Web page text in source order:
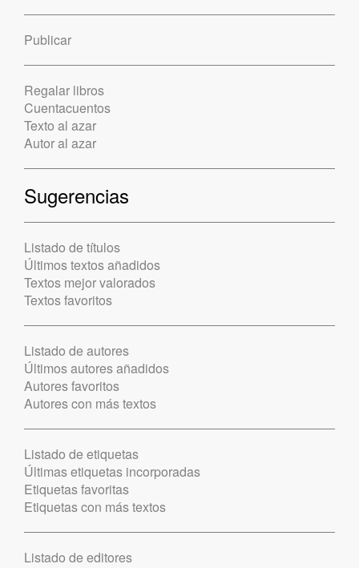
Publicar
Regalar libros
Cuentacuentos
Texto al azar
Autor al azar
Sugerencias
Listado de títulos
Últimos textos añadidos
Textos mejor valorados
Textos favoritos
Listado de autores
Últimos autores añadidos
Autores favoritos
Autores con más textos
Listado de etiquetas
Últimas etiquetas incorporadas
Etiquetas favoritas
Etiquetas con más textos
Listado de editores